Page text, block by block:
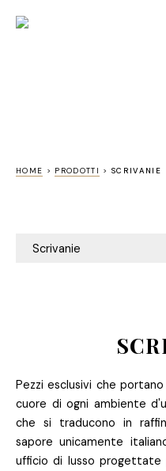
HOME > PRODOTTI >SCRIVANIE
Pezzi esclusivi che
cuore di ogni ambiente
che si traducono in
sapore unicamente
ufficio di lusso progettate